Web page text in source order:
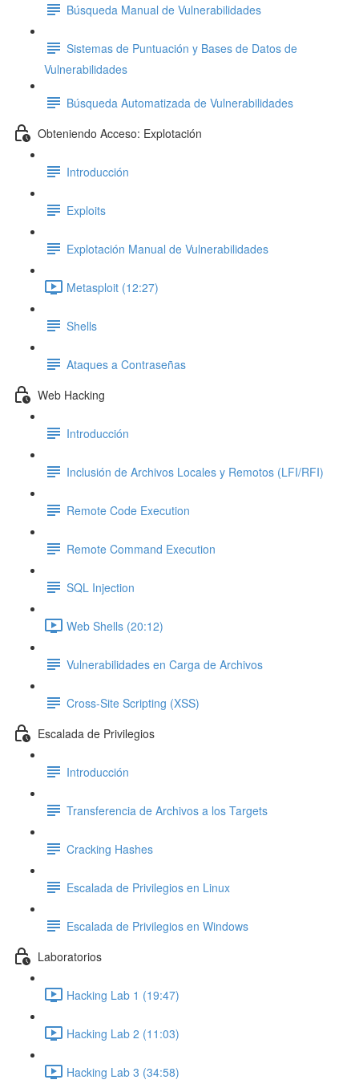
Búsqueda Manual de Vulnerabilidades
Sistemas de Puntuación y Bases de Datos de
Vulnerabilidades
Búsqueda Automatizada de Vulnerabilidades
Obteniendo Acceso: Explotación
Introducción
Exploits
Explotación Manual de Vulnerabilidades
Metasploit (12:27)
Shells
Ataques a Contraseñas
Web Hacking
Introducción
Inclusión de Archivos Locales y Remotos (LFI/RFI)
Remote Code Execution
Remote Command Execution
SQL Injection
Web Shells (20:12)
Vulnerabilidades en Carga de Archivos
Cross-Site Scripting (XSS)
Escalada de Privilegios
Introducción
Transferencia de Archivos a los Targets
Cracking Hashes
Escalada de Privilegios en Linux
Escalada de Privilegios en Windows
Laboratorios
Hacking Lab 1 (19:47)
Hacking Lab 2 (11:03)
Hacking Lab 3 (34:58)